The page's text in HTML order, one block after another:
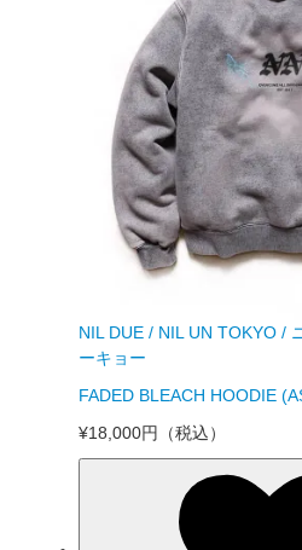
NIL DUE / NIL UN TOKYO /
ーキョー
FADED BLEACH HOODIE
¥18,000円
（税込）